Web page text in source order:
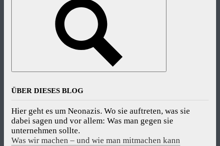
ÜBER DIESES BLOG
Hier geht es um Neonazis. Wo sie auftreten, was sie
dabei sagen und vor allem: Was man gegen sie
unternehmen sollte.
Was wir machen – und wie man mitmachen kann